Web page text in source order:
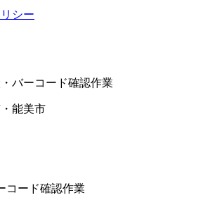
シー
バーコード確認作業
能美市
コード確認作業